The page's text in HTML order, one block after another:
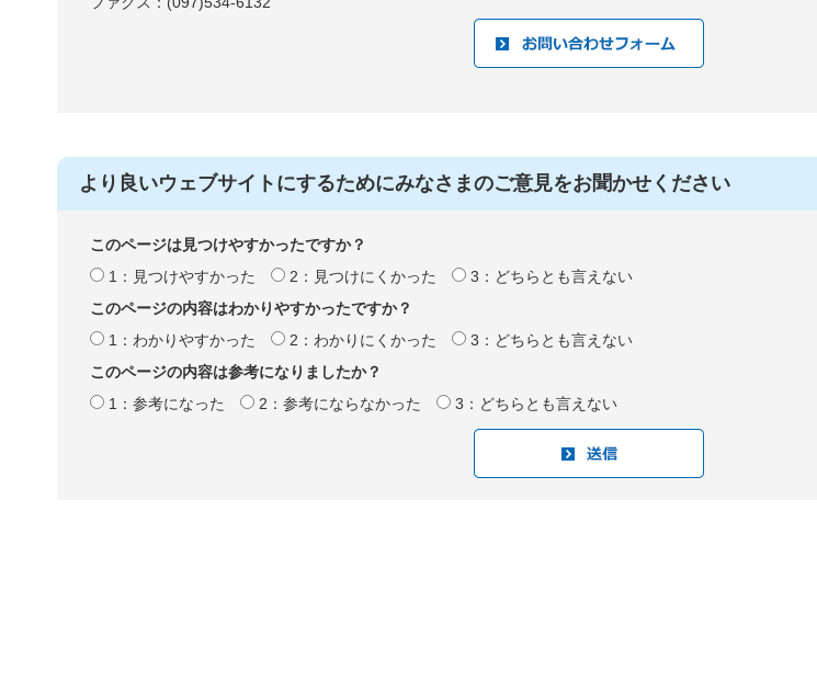
より良いウェブサイトにするためにみなさまのご意見をお聞かせください
このページは見つけやすかったですか？
1：見つけやすかった
2：見つけにくかった
3：どちらとも言えない
このページの内容はわかりやすかったですか？
1：わかりやすかった
2：わかりにくかった
3：どちらとも言えない
このページの内容は参考になりましたか？
1：参考になった
2：参考にならなかった 3：どちらとも言えない